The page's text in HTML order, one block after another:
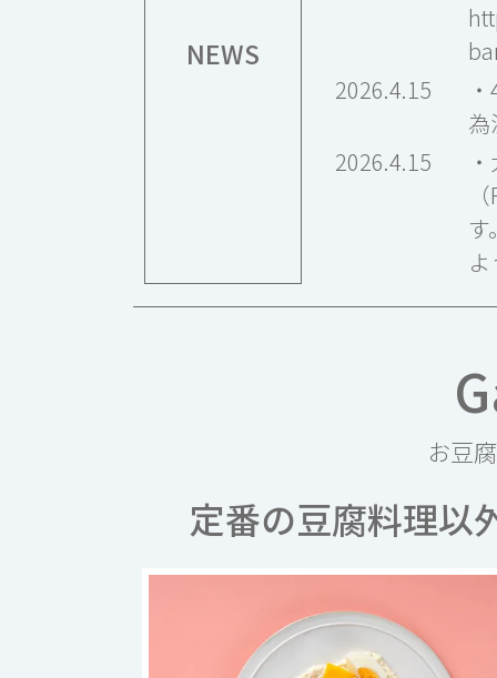
NEWS
2026.4.15
2026.4.15
お豆
定番の豆腐料理以